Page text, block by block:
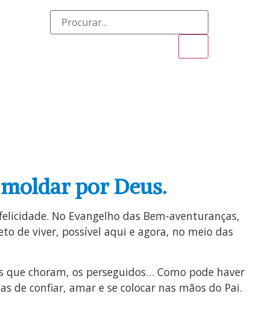
por Deus.
No Evangelho das Bem-aventuranças,
de viver, possível aqui e agora, no meio das
choram, os perseguidos… Como pode haver
de confiar, amar e se colocar nas mãos do Pai.